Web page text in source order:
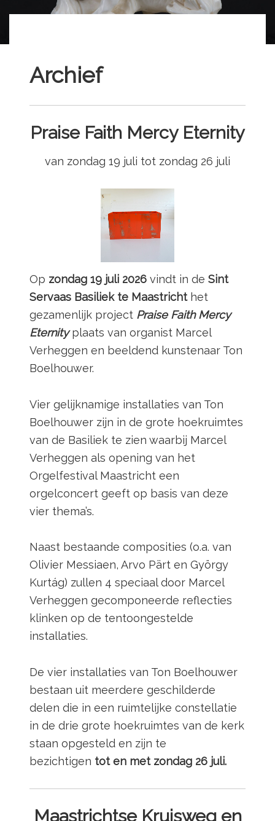
Archief
Praise Faith Mercy Eternity
van zondag 19 juli tot zondag 26 juli
Op zondag19 juli 2026 vindt in deSint
Servaas Basiliek te Maastrichthet
gezamenlijk project Praise Faith Mercy
Eternity plaats van organist Marcel
Verheggen en beeldend kunstenaar Ton
Boelhouwer.
Vier gelijknamige installaties van Ton
Boelhouwer zijn in de grote hoekruimtes
van de Basiliek te zien waarbij Marcel
Verheggen als opening van het
Orgelfestival Maastricht een
orgelconcert geeft op basis van deze
vier thema’s.
Naast bestaande composities (o.a. van
Olivier Messiaen, Arvo Pärt en György
Kurtág) zullen 4 speciaal door Marcel
Verheggen gecomponeerde reflecties
klinken op de tentoongestelde
installaties.
De vier installaties van Ton Boelhouwer
bestaan uit meerdere geschilderde
delen die in een ruimtelijke constellatie
in de drie grote hoekruimtes van de kerk
staan opgesteld en zijn te
bezichtigen tot en met zondag 26 juli.
Maastrichtse Kruisweg en